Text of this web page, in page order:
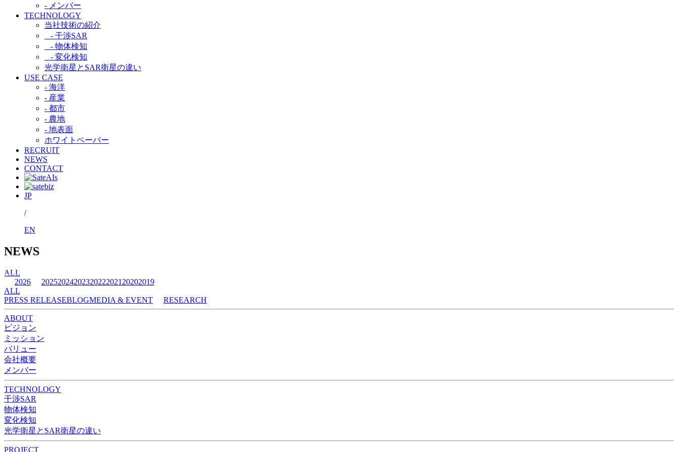
- メンバー
TECHNOLOGY
当社技術の紹介​
- 干渉SAR​
- 物体検知​
- 変化検知​
光学衛星とSAR衛星の違い​
USE CASE
- 海洋
- 産業
- 都市​
- 農地
- 地表面
ホワイトペーパー
RECRUIT
NEWS
CONTACT
JP
/
EN
NEWS
ALL
2026
20252024202320222021 20202019
ALL
PRESS RELEASEBLOGMEDIA & EVENT RESEARCH
ABOUT
ビジョン
ミッション
バリュー
会社概要
メンバー
TECHNOLOGY
干渉SAR
物体検知​​
変化検知​
光学衛星とSAR衛星の違い
PROJECT